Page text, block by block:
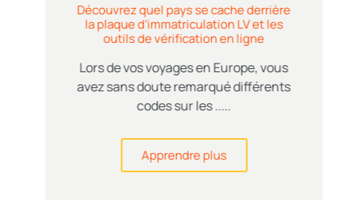
Découvrez quel pays se cache derrière
la plaque d’immatriculation LV et les
outils de vérification en ligne
Lors de vos voyages en Europe, vous
avez sans doute remarqué différents
codes sur les .....
Apprendre plus